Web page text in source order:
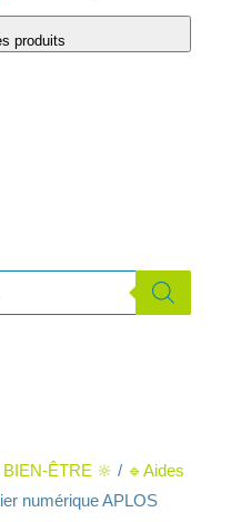
produits
BIEN-ÊTRE 🔆 / 🔹Aides
numérique APLOS